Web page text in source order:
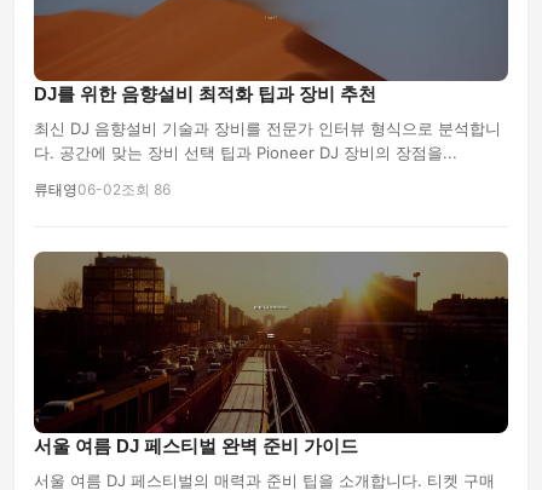
DJ를 위한 음향설비 최적화 팁과 장비 추천
최신 DJ 음향설비 기술과 장비를 전문가 인터뷰 형식으로 분석합니
다. 공간에 맞는 장비 선택 팁과 Pioneer DJ 장비의 장점을...
류태영06-02조회 86
서울 여름 DJ 페스티벌 완벽 준비 가이드
서울 여름 DJ 페스티벌의 매력과 준비 팁을 소개합니다. 티켓 구매